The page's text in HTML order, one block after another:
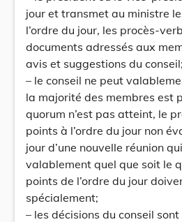
jour et transmet au ministre
l’ordre du jour, les procès-
documents adressés aux
avis et suggestions du conseil;
– le conseil ne peut
la majorité des membres est
quorum n’est pas atteint, le
points à l’ordre du jour non
jour d’une nouvelle réunion
valablement quel que soit le
points de l’ordre du jour
spécialement;
– les décisions du conseil